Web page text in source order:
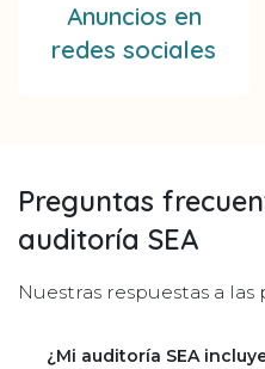
Anuncios en
redes sociales
Preguntas
auditoría SEA
Nuestras respuestas a
¿Mi auditoría SEA